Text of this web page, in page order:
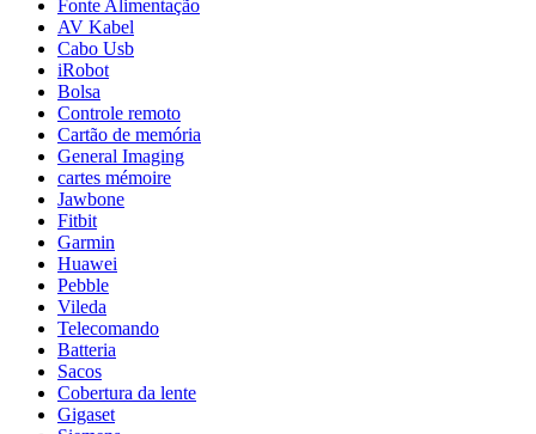
Fonte Alimentação
AV Kabel
Cabo Usb
iRobot
Bolsa
Controle remoto
Cartão de memória
General Imaging
cartes mémoire
Jawbone
Fitbit
Garmin
Huawei
Pebble
Vileda
Telecomando
Batteria
Sacos
Cobertura da lente
Gigaset